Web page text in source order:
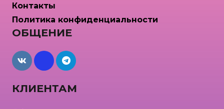
КЛИЕНТАМ
ОБЩЕНИЕ
maxcdn
Контакты
Политика конфиденциальности